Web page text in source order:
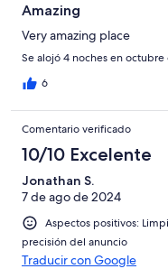
Amazing
Very amazing place
Se alojó 4 noches en
6
Comentario verificado
10/10 Excelente
Jonathan S.
7 de ago de 2024
Aspectos positivos:
precisión del anuncio
Traducir con Google